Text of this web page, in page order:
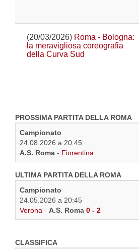
(20/03/2026) Roma - Bologna:
la meravigliosa coreografia
della Curva Sud
PROSSIMA PARTITA DELLA ROMA
Campionato
24.08.2026 a 20:45
A.S. Roma - Fiorentina
ULTIMA PARTITA DELLA ROMA
Campionato
24.05.2026 a 20:45
Verona - A.S. Roma 0 - 2
CLASSIFICA